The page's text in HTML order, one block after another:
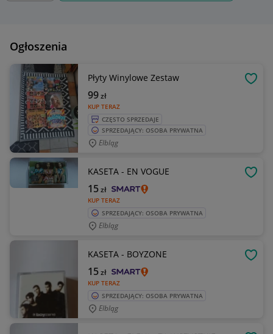
Ogłoszenia
Płyty Winylowe Zestaw
KUP TERAZ
99zł
CZĘSTO SPRZEDAJE
SPRZEDAJĄCY: OSOBA PRYWATNA
Elbląg
KASETA - EN VOGUE
KUP TERAZ
15zł
SPRZEDAJĄCY: OSOBA PRYWATNA
Elbląg
KASETA - BOYZONE
KUP TERAZ
15zł
SPRZEDAJĄCY: OSOBA PRYWATNA
Elbląg